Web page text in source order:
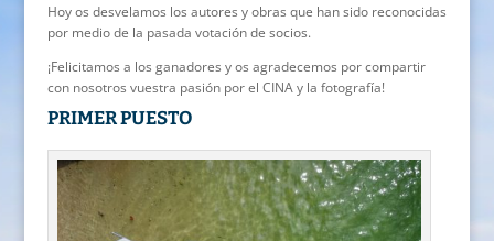
Hoy os desvelamos los autores y obras que han sido reconocidas
por medio de la pasada votación de socios.
¡Felicitamos a los ganadores y os agradecemos por compartir
con nosotros vuestra pasión por el CINA y la fotografía!
PRIMER PUESTO